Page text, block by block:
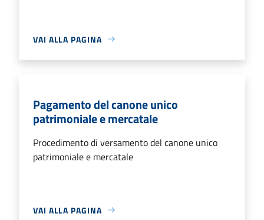
VAI ALLA PAGINA
Pagamento del canone unico
patrimoniale e mercatale
Procedimento di versamento del canone unico
patrimoniale e mercatale
VAI ALLA PAGINA